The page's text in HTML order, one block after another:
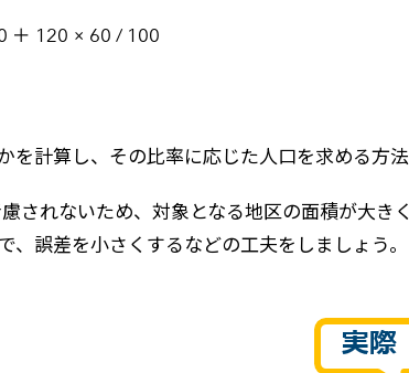
＋ 120 × 60 / 100
計算し、その比率に応じた人口を求める方法
されないため、対象となる地区の面積が大き
誤差を小さくするなどの工夫をしましょう。